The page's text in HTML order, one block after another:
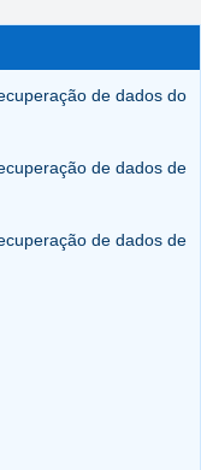
de dados do
de dados de
de dados de